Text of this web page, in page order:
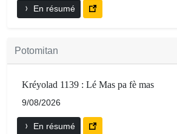
En résumé
Potomitan
Kréyolad 1139 : Lé Mas pa fè mas
9/08/2026
En résumé